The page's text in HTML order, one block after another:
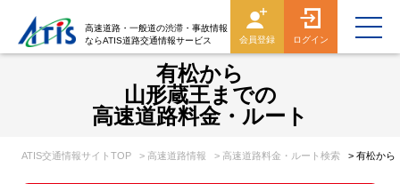
高速道路・一般道の渋滞・事故情報
ならATIS道路交通情報サービス
会員登録 ログイン
有松から
山形蔵王までの
高速道路料金・ルート
ATIS交通情報サイトTOP > 高速道路情報 > 高速道路料金・ルート検索 > 有松から